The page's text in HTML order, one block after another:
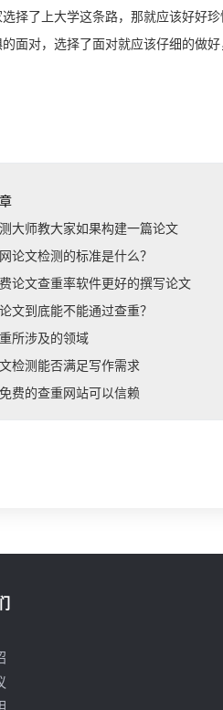
择了上大学这条路，那就应该好好
面对，选择了面对就应该仔细的做好
大师教大家如果构建一篇论文
论文检测的标准是什么？
论文查重率软件更好的撰写论文
文到底能不能通过查重？
所涉及的领域
检测能否满足写作需求
费的查重网站可以信赖